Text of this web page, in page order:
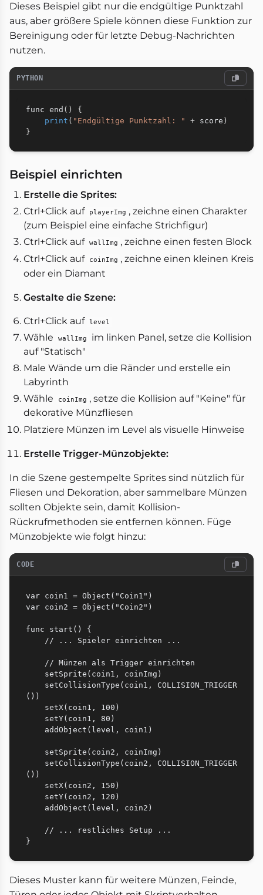
Dieses Beispiel gibt nur die endgültige Punktzahl
aus, aber größere Spiele können diese Funktion zur
Bereinigung oder für letzte Debug-Nachrichten
nutzen.
PYTHON
func end ( )
{
print ( "Endgültige Punktzahl: " + score )
}
Beispiel einrichten
Erstelle die Sprites:
Ctrl+Click auf playerImg , zeichne einen Charakter
(zum Beispiel eine einfache Strichfigur)
Ctrl+Click auf wallImg , zeichne einen festen Block
Ctrl+Click auf coinImg , zeichne einen kleinen Kreis
oder ein Diamant
Gestalte die Szene:
Ctrl+Click auf level
Wähle wallImg
im linken Panel, setze die Kollision
auf "Statisch"
Male Wände um die Ränder und erstelle ein
Labyrinth
Wähle
coinImg , setze die Kollision auf "Keine" für
dekorative Münzfliesen
Platziere Münzen im Level als visuelle Hinweise
Erstelle Trigger-Münzobjekte:
In die Szene gestempelte Sprites sind nützlich für
Fliesen und Dekoration, aber sammelbare Münzen
sollten Objekte sein, damit Kollision-
Rückrufmethoden sie entfernen können. Füge
Münzobjekte wie folgt hinzu:
CODE
var coin1 = Object("Coin1")
var coin2 = Object("Coin2")
func start() {
())
())
Dieses Muster kann für weitere Münzen, Feinde,